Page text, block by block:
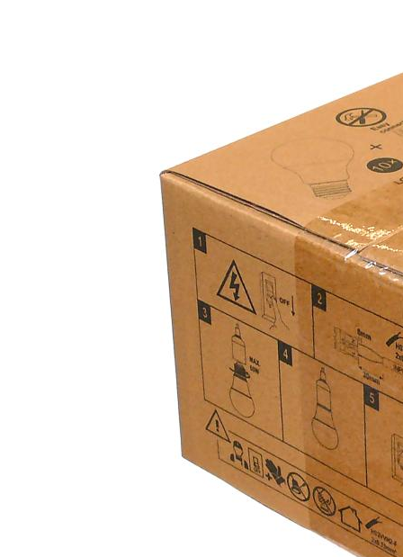
15000 u
15000 u
Te vervangen vermogen (Watt)
60 w
Vermogen (Watt)
8 w
Uitgangsspanning
Spanning / voltage
220 V
Nee
Bewegingssensor
Nee
Nee
Ledlamp